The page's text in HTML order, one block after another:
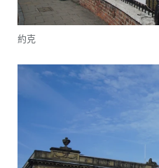
約克